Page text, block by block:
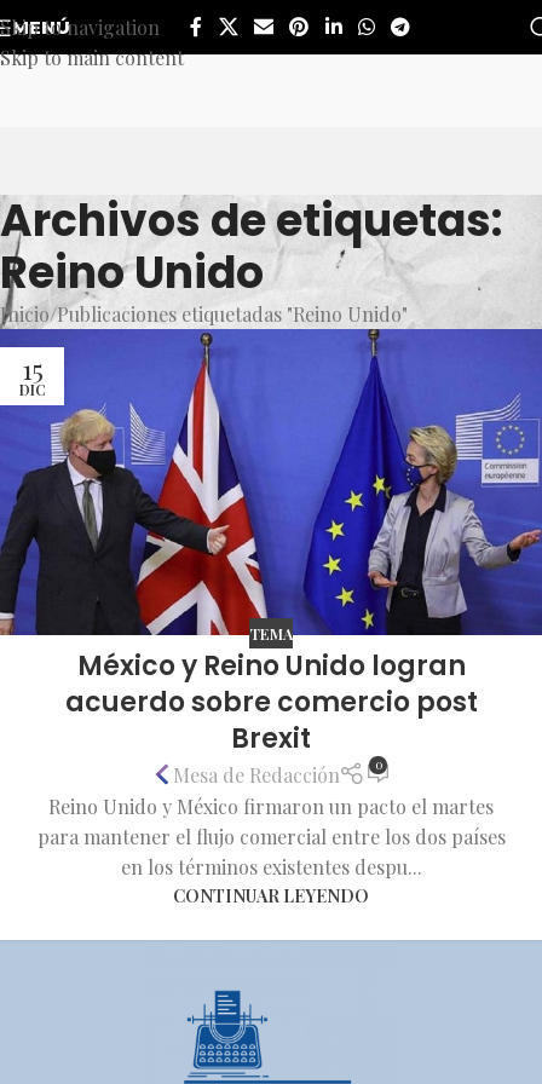
Skip to navigation
Skip to main content
MENÚ
Archivos de etiquetas:
Reino Unido
Inicio Publicaciones etiquetadas "Reino Unido"
15
DIC
TEMA
México y Reino Unido logran
acuerdo sobre comercio post
Brexit
Mesa de Redacción 0
Reino Unido y México firmaron un pacto el martes
para mantener el flujo comercial entre los dos países
en los términos existentes despu...
CONTINUAR LEYENDO